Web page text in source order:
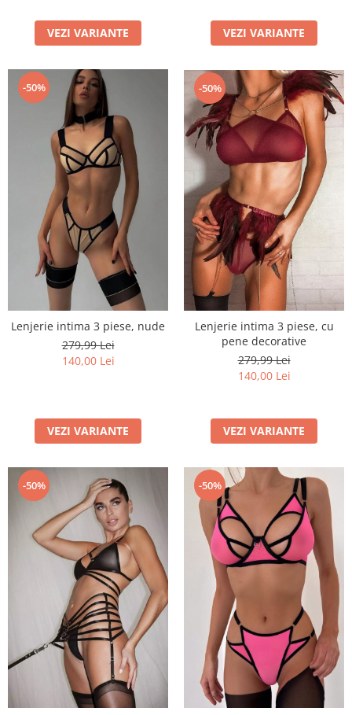
VEZI VARIANTE VEZI VARIANTE
-50%
Lenjerie intima 3 piese, nude
279,99 Lei
140,00 Lei
VEZI VARIANTE
-50%
Lenjerie intima 3 piese, cu
pene decorative
279,99 Lei
140,00 Lei
VEZI VARIANTE
-50% -50%